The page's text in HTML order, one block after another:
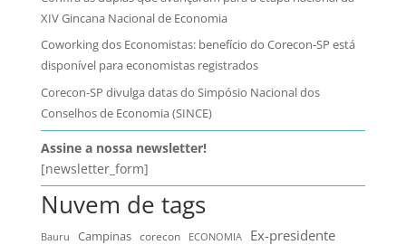
XIV Gincana Nacional de Economia
Coworking dos Economistas: benefício do Corecon-SP está
disponível para economistas registrados
Corecon-SP divulga datas do Simpósio Nacional dos
Conselhos de Economia (SINCE)
Assine a nossa newsletter!
[newsletter_form]
Nuvem de tags
Bauru Campinas corecon ECONOMIA Ex-presidente